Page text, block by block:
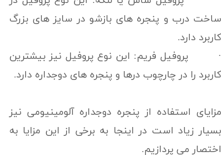
ساخت درب و پنجره های بازشو در سایز های بزرگ
کاربرد دارد.
· پروفیل فریم: این نوع پروفیل نیز بیشترین
کاربرد را در چارچوب درها و پنجره های دوجداره دارد.
مزایای استفاده از پنجره دوجداره آلومینیومی نیز
بسیار زیاد است در اینجا به برخی از این مزایا به
اختصار می پردازیم.